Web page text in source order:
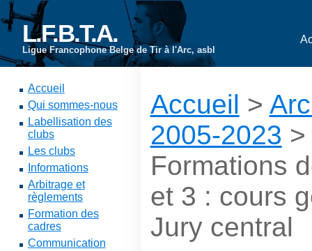
L.F.B.T.A.
Ligue Francophone Belge de Tir à l'Arc, asbl
Accueil
Qui sommes-nous
Labellisation des
clubs
Les clubs
Informations
Arbitrage et
règlements
Formation des
cadres
Communication
Accueil >
2005-2023
Formations
et 3 : cours
Jury central